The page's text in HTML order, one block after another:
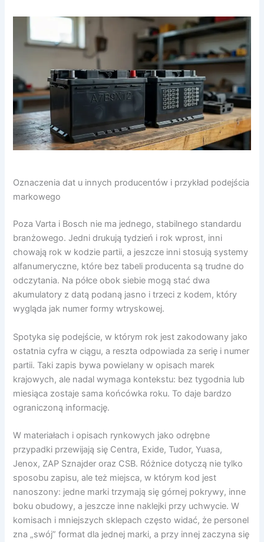
Oznaczenia dat u innych producentów i przykład podejścia
markowego
Poza Varta i Bosch nie ma jednego, stabilnego standardu
branżowego. Jedni drukują tydzień i rok wprost, inni
chowają rok w kodzie partii, a jeszcze inni stosują systemy
alfanumeryczne, które bez tabeli producenta są trudne do
odczytania. Na półce obok siebie mogą stać dwa
akumulatory z datą podaną jasno i trzeci z kodem, który
wygląda jak numer formy wtryskowej.
Spotyka się podejście, w którym rok jest zakodowany jako
ostatnia cyfra w ciągu, a reszta odpowiada za serię i numer
partii. Taki zapis bywa powielany w opisach marek
krajowych, ale nadal wymaga kontekstu: bez tygodnia lub
miesiąca zostaje sama końcówka roku. To daje bardzo
ograniczoną informację.
W materiałach i opisach rynkowych jako odrębne
przypadki przewijają się Centra, Exide, Tudor, Yuasa,
Jenox, ZAP Sznajder oraz CSB. Różnice dotyczą nie tylko
sposobu zapisu, ale też miejsca, w którym kod jest
nanoszony: jedne marki trzymają się górnej pokrywy, inne
boku obudowy, a jeszcze inne naklejki przy uchwycie. W
komisach i mniejszych sklepach często widać, że personel
zna „swój” format dla jednej marki, a przy innej zaczyna się